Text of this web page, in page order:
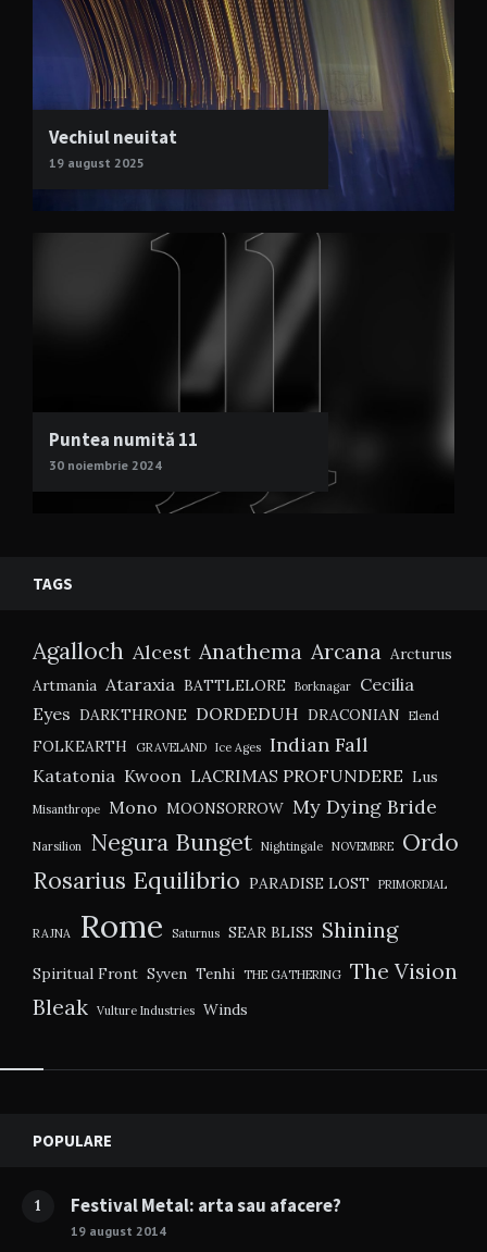
Vechiul neuitat
19 august 2025
Puntea numită 11
30 noiembrie 2024
TAGS
Agalloch Alcest Anathema Arcana Arcturus
Artmania Ataraxia BATTLELORE Borknagar
Cecilia
Eyes DARKTHRONE DORDEDUH DRACONIAN Elend
FOLKEARTH GRAVELAND Ice Ages Indian Fall
Katatonia Kwoon LACRIMAS PROFUNDERE Lus
Misanthrope Mono MOONSORROW My Dying Bride
Narsilion Negura Bunget Nightingale NOVEMBRE
Ordo
Rosarius Equilibrio PARADISE LOST PRIMORDIAL
RAJNA Rome Saturnus SEAR BLISS Shining
Spiritual Front Syven Tenhi THE GATHERING The Vision
Bleak Vulture Industries Winds
Widgets
POPULARE
1 Festival Metal: arta sau afacere?
19 august 2014